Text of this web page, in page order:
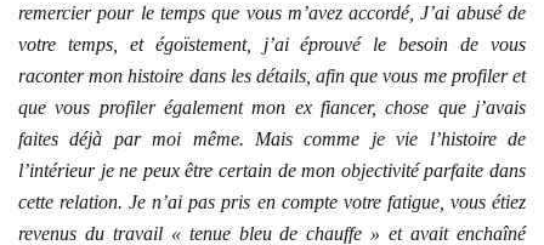
remercier pour le temps que vous m’avez accordé, J’ai abusé de
votre temps, et égoïstement, j’ai éprouvé le besoin de vous
raconter mon histoire dans les détails, afin que vous me profiler et
que vous profiler également mon ex fiancer, chose que j’avais
faites déjà par moi même. Mais comme je vie l’histoire de
l’intérieur je ne peux être certain de mon objectivité parfaite dans
cette relation. Je n’ai pas pris en compte votre fatigue, vous étiez
revenus du travail « tenue bleu de chauffe » et avait enchaîné